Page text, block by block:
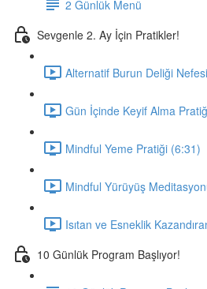
2 Günlük Menü
Sevgenle 2. Ay İçin Pratikler!
Alternatif Burun Deliği
Gün İçinde Keyif Alma
Mindful Yeme Pratiği (6:31)
Mindful Yürüyüş
Isıtan ve Esneklik
10 Günlük Program Başlıyor!